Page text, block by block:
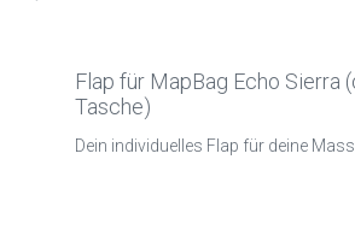
Flap für MapBag Echo Sierra
Tasche)
Dein individuelles Flap für deine